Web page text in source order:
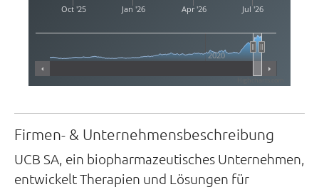
Oct '25 Jan '26 Apr '26 Jul '26
2020
Firmen- & Unternehmensbeschreibung
UCB SA, ein biopharmazeutisches Unternehmen,
entwickelt Therapien und Lösungen für